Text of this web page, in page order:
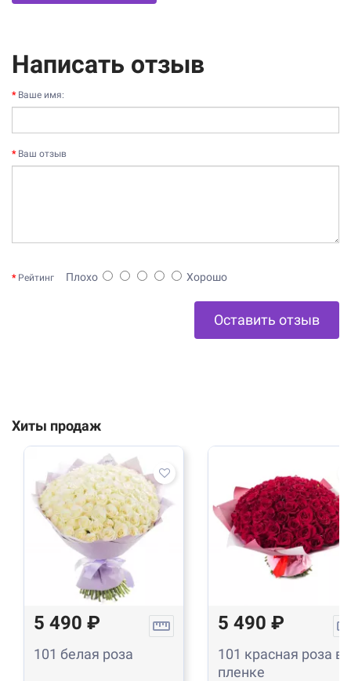
Написать отзыв
Ваше имя:
Ваш отзыв
Рейтинг Плохо Хорошо
Оставить отзыв
Хиты продаж
5 490 ₽
101 белая роза
5 490 ₽
101 красная роза в
пленке